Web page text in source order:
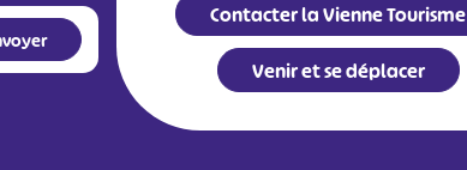
Contacter la Vienne Tourisme
Venir et se déplacer